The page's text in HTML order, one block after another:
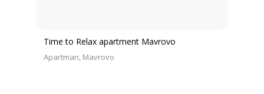
Time to Relax apartment Mavrovo
Apartman Mavrovo